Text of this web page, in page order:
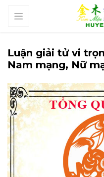
Luận giải tử vi
Nam mạng, Nữ